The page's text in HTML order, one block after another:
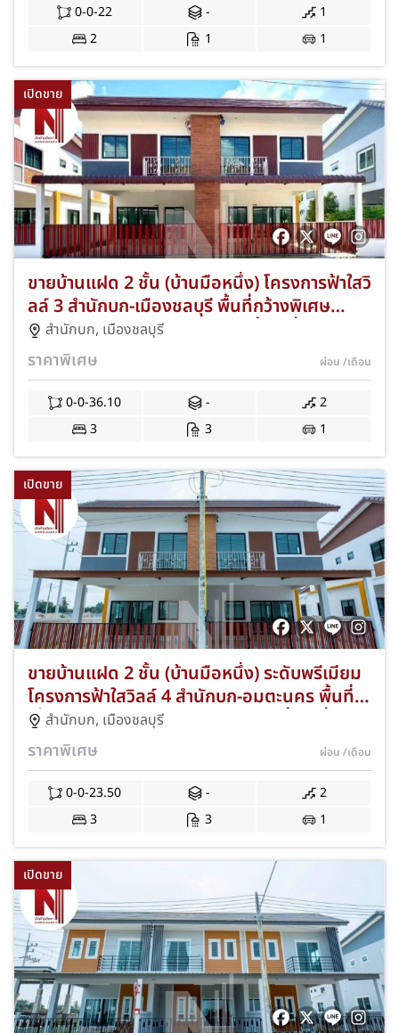
0-0-22 -
1
2
1 1
เปิดขาย
ขายบ้านแฝด 2 ชั้น (บ้านมือหนึ่ง) โครงการฟ้าใสวิ
ลล์ 3 สำนักบก-เมืองชลบุรี พื้นที่กว้างพิเศษ
36.10 ตร.ว. 3 ห้องนอน 3 ห้องน้ำ 1 ที่จอดรถ
ใกล้นิคมอมตะนครและมอเตอร์เวย์ สาย 7 แถม
ฟรีแอร์ 3 เครื่องและผ้าม่านทั้งหลัง พร้อมโปรโม
ชั่นฟรีทุกค่าใช้จ่ายวันโอน JS-376
สำนักบก, เมืองชลบุรี
ราคาพิเศษ ผ่อน /เดือน
0-0-36.10 -
2
3
3 1
เปิดขาย
ขายบ้านแฝด 2 ชั้น (บ้านมือหนึ่ง) ระดับพรีเมียม
โครงการฟ้าใสวิลล์ 4 สำนักบก-อมตะนคร พื้นที่
เริ่ม 35.10 ตร.ว. 3 ห้องนอน 3 ห้องน้ำ 1 ที่จอด
รถ ทำเลดีใกล้นิคมอมตะนครและมอเตอร์เวย์
สาย 7 ดีไซน์หรูของแถมพรีเมียมจัดเต็ม ฟรีโอน
และจดจำนอง JS-376
สำนักบก, เมืองชลบุรี
ราคาพิเศษ ผ่อน /เดือน
0-0-23.50 -
2
3
3 1
เปิดขาย